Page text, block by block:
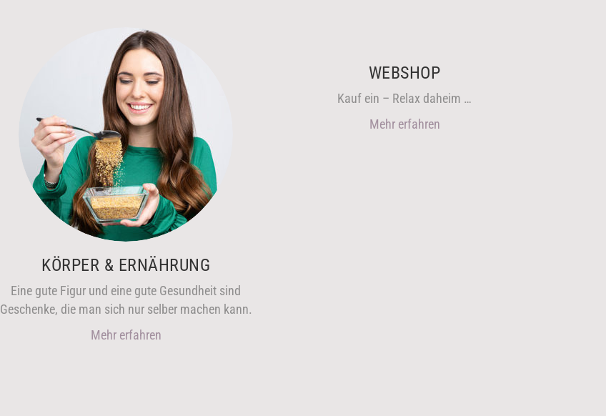
KÖRPER & ERNÄHRUNG
Eine gute Figur und eine gute Gesundheit sind
Geschenke, die man sich nur selber machen kann.
Mehr erfahren
WEBSHOP
Kauf ein – Relax daheim …
Mehr erfahren